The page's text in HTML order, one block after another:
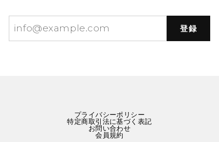
登録
プライバシーポリシー
特定商取引法に基づく表記
お問い合わせ
会員規約